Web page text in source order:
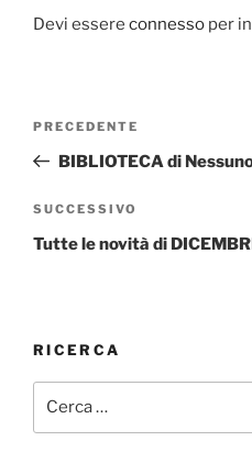
Devi essere connesso per
Articolo
precedente:
PRECEDENTE
BIBLIOTECA di
Articolo
successivo
SUCCESSIVO
Tutte le novità di
RICERCA